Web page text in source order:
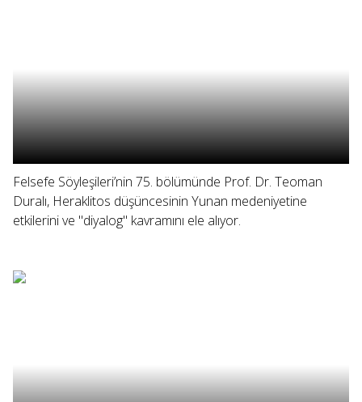
Felsefe Söyleşileri’nin 75. bölümünde Prof. Dr. Teoman
Duralı, Heraklitos düşüncesinin Yunan medeniyetine
etkilerini ve "diyalog" kavramını ele alıyor.